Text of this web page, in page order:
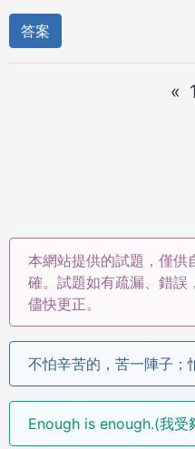
答案
« 1
本網站提供的試題，僅供
確。試題如有疏漏、錯
儘快更正。
不怕辛苦的，苦一陣子；
Enough is enough.(我受